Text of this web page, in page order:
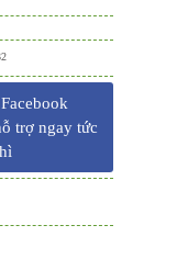
trợ ngay tức